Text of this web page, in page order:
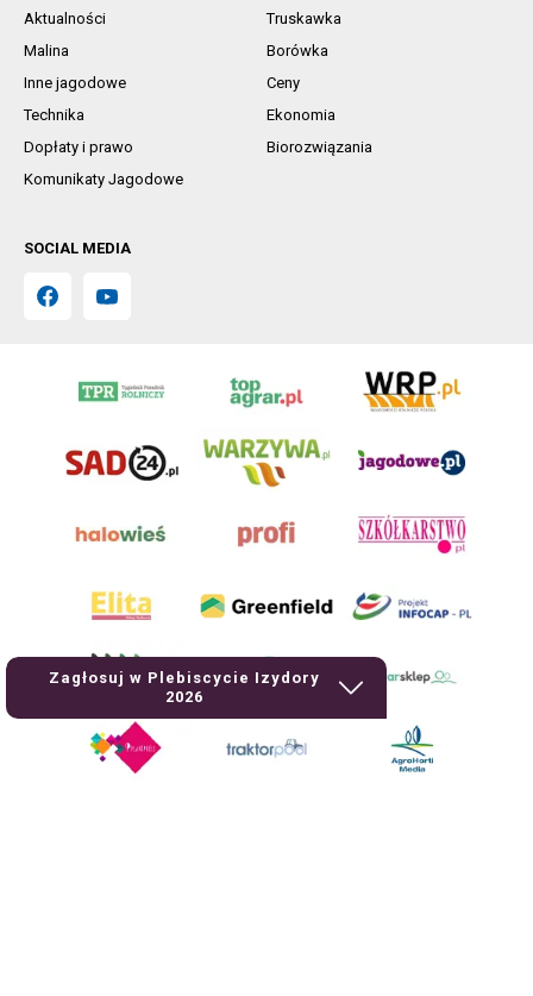
Zagłosuj w Plebiscycie Izydory
2026
Aktualności
Truskawka
Malina
Borówka
Inne jagodowe
Ceny
Technika
Ekonomia
Dopłaty i prawo
Biorozwiązania
Komunikaty Jagodowe
SOCIAL MEDIA